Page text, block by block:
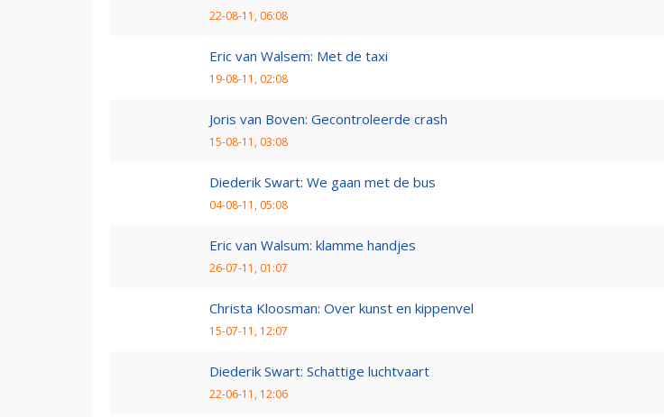
22-08-11, 06:08
Eric van Walsem: Met de taxi
19-08-11, 02:08
Joris van Boven: Gecontroleerde crash
15-08-11, 03:08
Diederik Swart: We gaan met de bus
04-08-11, 05:08
Eric van Walsum: klamme handjes
26-07-11, 01:07
Christa Kloosman: Over kunst en kippenvel
15-07-11, 12:07
Diederik Swart: Schattige luchtvaart
22-06-11, 12:06